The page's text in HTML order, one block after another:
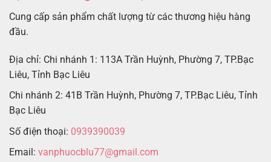
Cung cấp sản phẩm chất lượng từ các thương hiệu hàng
đầu.
Địa chỉ: Chi nhánh 1: 113A Trần Huỳnh, Phường 7, TP.Bạc
Liêu, Tỉnh Bạc Liêu
Chi nhánh 2: 41B Trần Huỳnh, Phường 7, TP.Bạc Liêu, Tỉnh
Bạc Liêu
Số điện thoại: 0939390039
Email: vanphuocblu77@gmail.com